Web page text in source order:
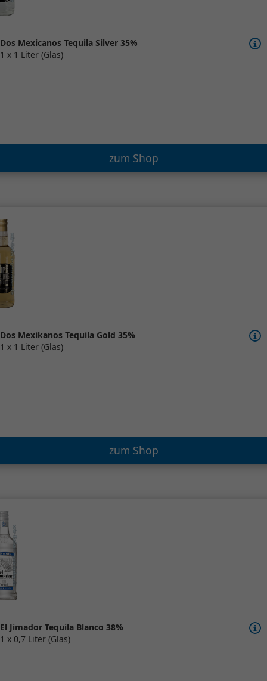
Dos Mexicanos Tequila Silver 35%
1 x 1 Liter (Glas)
zum Shop
Dos Mexikanos Tequila Gold 35%
1 x 1 Liter (Glas)
zum Shop
El Jimador Tequila Blanco 38%
1 x 0,7 Liter (Glas)